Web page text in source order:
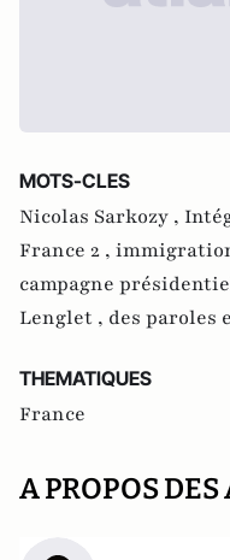
MOTS-CLES
Nicolas Sarkozy ,
France 2 ,
campagne
Lenglet , des paroles
THEMATIQUES
France
A PROPOS